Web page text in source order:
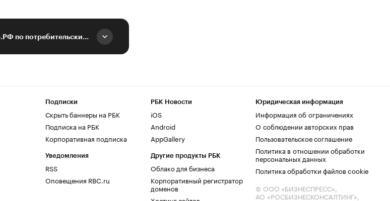
ГК ТОЧНО вошла в топ-5 рейтинга ЕРЗ.РФ по потребительским качествам ЖК
Подписки
Скрыть баннеры на РБК
Подписка на РБК
Корпоративная подписка
Уведомления
RSS
Оповещения RBC.ru
РБК Новости
iOS
Android
AppGallery
Другие продукты РБК
Облако для бизнеса
Корпоративный регистратор
доменов
Юридическая информация
Информация об ограничениях
О соблюдении авторских прав
Пользовательское соглашение
Политика в отношении обработки
персональных данных
Политика обработки файлов cookie
© ООО «БИЗНЕСПРЕСС»,
АО «РОСБИЗНЕСКОНСАЛТИНГ»,